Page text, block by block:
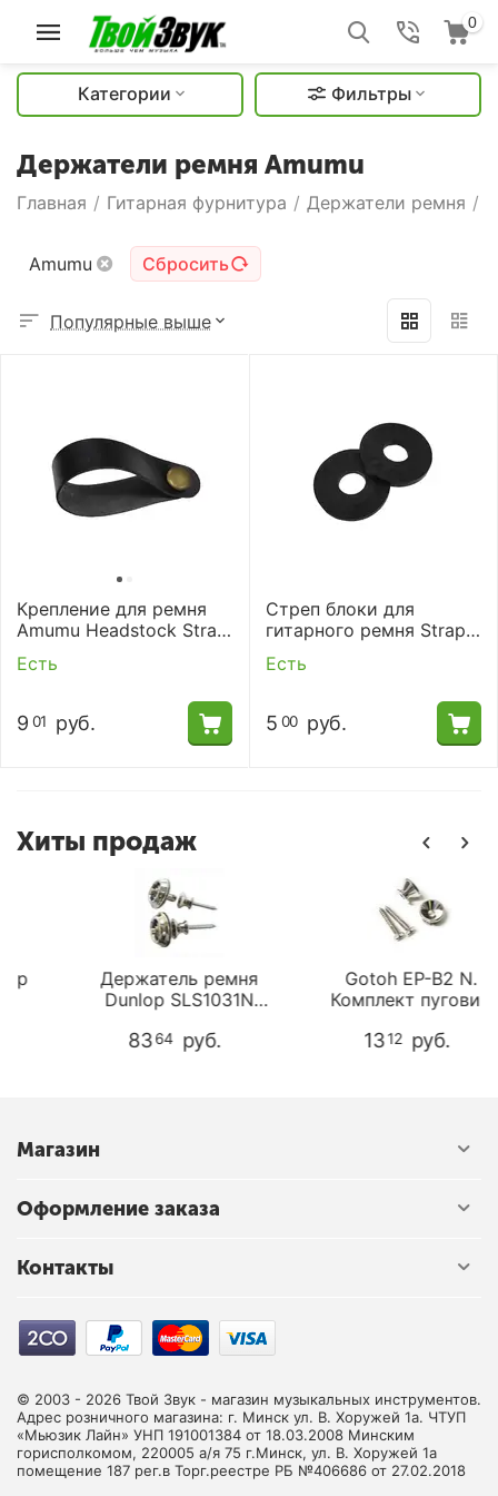
0
Категории Фильтры
Держатели ремня Amumu
Главная / Гитарная фурнитура / Держатели ремня /
Amumu Сбросить
Популярные выше
Крепление для ремня
Amumu Headstock Strap
Link
Есть
9 01 руб.
Стреп блоки для
гитарного ремня Strap
Block Amumu
Есть
5 00 руб.
Хиты продаж
Держатель ремня
Dunlop SLS1031N
64 руб.
Gotoh EP-B2 N.
Комплект пуговиц
12 руб.
Магазин
Оформление заказа
Контакты
© 2003 - 2026 Твой Звук - магазин музыкальных инструментов.
Адрес розничного магазина: г. Минск ул. В. Хоружей 1а. ЧТУП
«Мьюзик Лайн» УНП 191001384 от 18.03.2008 Минским
горисполкомом, 220005 а/я 75 г.Минск, ул. В. Хоружей 1а
помещение 187 рег.в Торг.реестре РБ №406686 от 27.02.2018